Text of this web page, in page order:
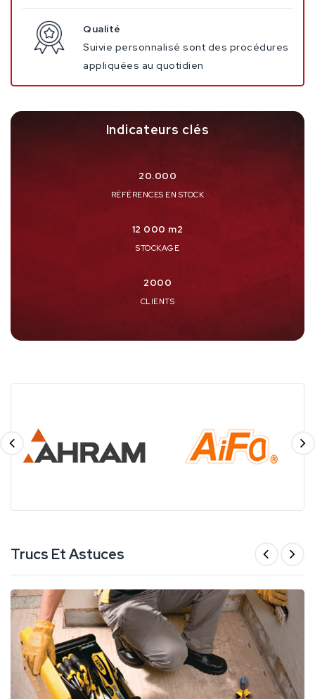
Qualité
Suivie personnalisé sont des procédures
appliquées au quotidien
Indicateurs clés
20.000
RÉFÉRENCES EN STOCK
12 000 m2
STOCKAGE
2000
CLIENTS
Trucs Et Astuces